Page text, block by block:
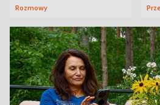
Rozmowy